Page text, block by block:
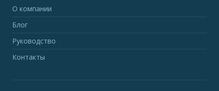
О компании
Блог
Руководство
Контакты